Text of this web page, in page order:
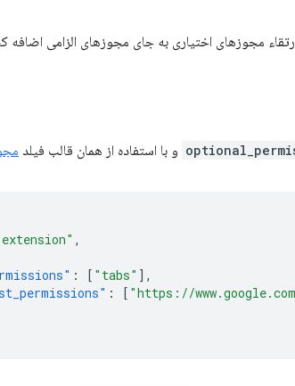
مجوزهای اختیاری به جای مجوزهای الزامی اضافه
و با استفاده از همان قالب فیلد
,
: [ "tabs" ],
: [ "https://